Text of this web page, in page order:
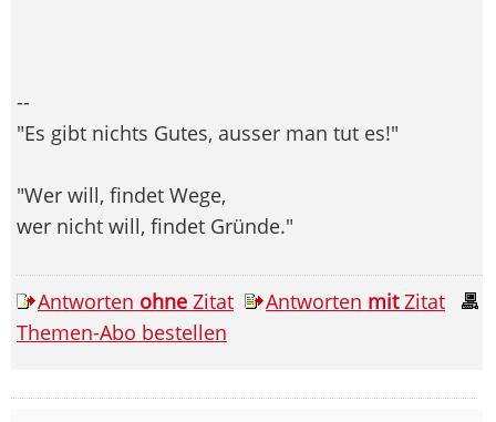
--
"Es gibt nichts Gutes, ausser man tut es!"
"Wer will, findet Wege,
wer nicht will, findet Gründe."
Antworten ohne Zitat Antworten mitZitat
Themen-Abo bestellen